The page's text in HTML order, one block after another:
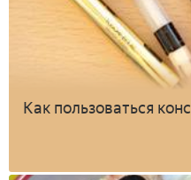
Как пользоваться